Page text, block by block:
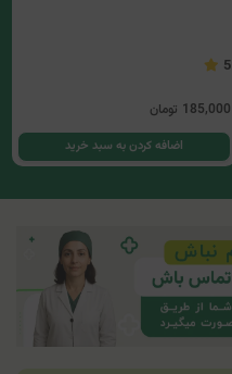
5
185,000 تومان
اضافه کردن به سبد خرید